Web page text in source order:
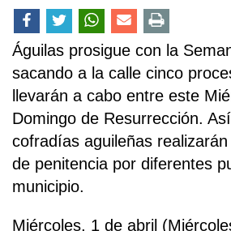
Águilas prosigue con la
sacando a la calle cinco
llevarán a cabo entre este
Domingo de Resurrección.
cofradías aguileñas
de penitencia por diferentes
municipio.
Miércoles, 1 de abril